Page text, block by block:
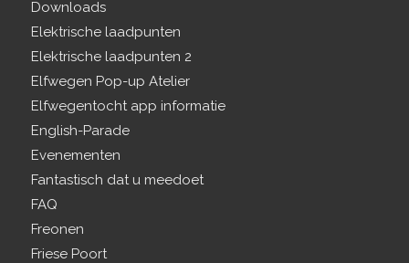
Downloads
Elektrische laadpunten
Elektrische laadpunten 2
Elfwegen Pop-up Atelier
Elfwegentocht app informatie
English-Parade
Evenementen
Fantastisch dat u meedoet
FAQ
Freonen
Friese Poort